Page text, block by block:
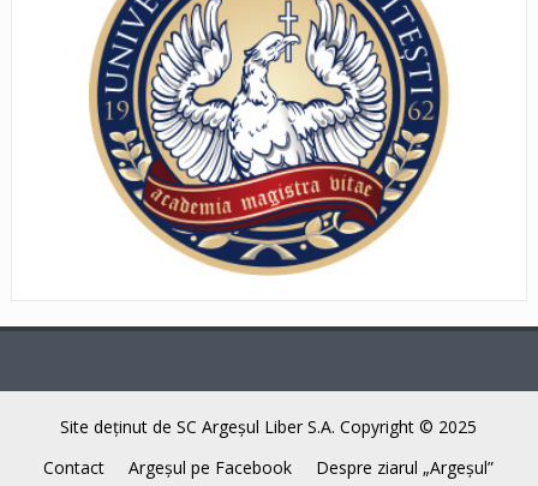
Site deţinut de SC Argeşul Liber S.A. Copyright © 2025
Contact
Argeşul pe Facebook Despre ziarul „Argeşul”